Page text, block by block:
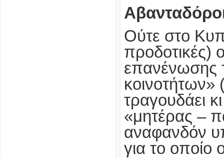
Ούτε στο
προδοτικές)
επανένωσης
τραγουδάει
«μητέρας –
αναφανδόν
για το οποίο